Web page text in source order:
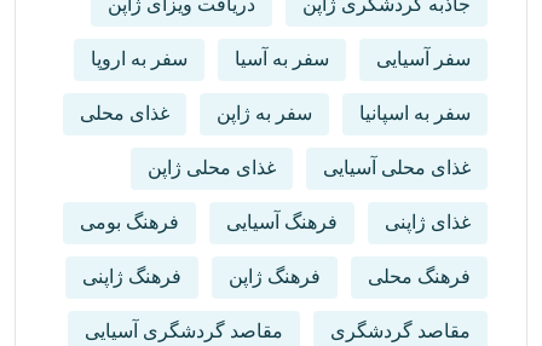
جاذبه گردشگری ژاپن دریافت ویزای ژاپن
سفر آسیایی سفر به آسیا سفر به اروپا
سفر به اسپانیا سفر به ژاپن غذای محلی
غذای محلی آسیایی غذای محلی ژاپن
غذای ژاپنی فرهنگ آسیایی فرهنگ بومی
فرهنگ محلی فرهنگ ژاپن فرهنگ ژاپنی
مقاصد گردشگری مقاصد گردشگری آسیایی